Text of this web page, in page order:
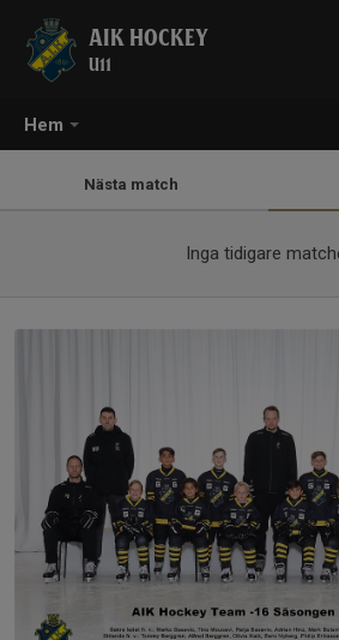
Hem
AIK HOCKEY
U11
Nästa match
Inga tidigare